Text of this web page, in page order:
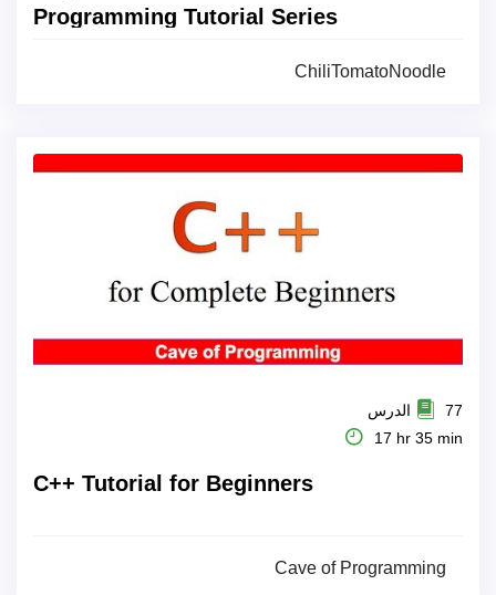
Programming Tutorial Series
ChiliTomatoNoodle
77 الدرس
17 hr 35 min
C++ Tutorial for Beginners
Cave of Programming